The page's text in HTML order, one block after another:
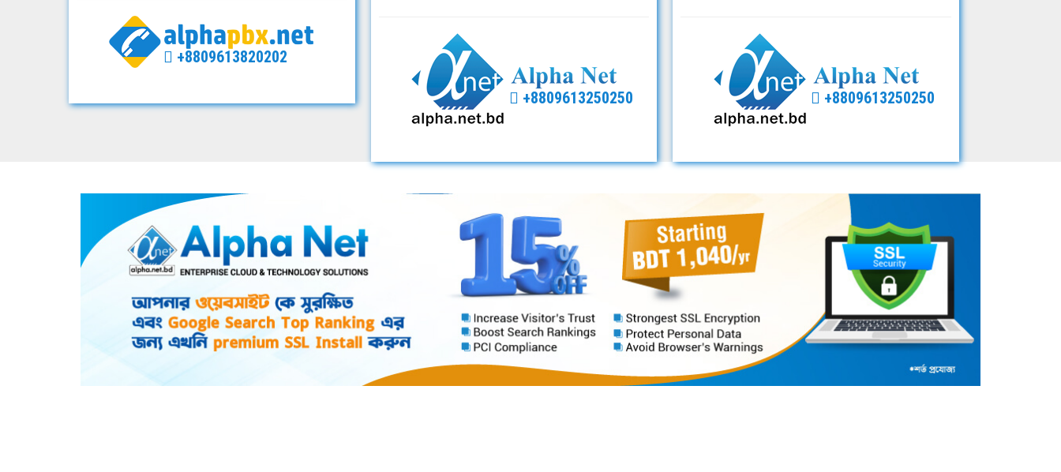
+8809613820202
+8809613250250 +8809613250250